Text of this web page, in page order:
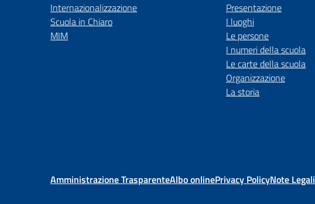
Internazionalizzazione
Scuola in Chiaro
MIM
Presentazione
I luoghi
Le persone
I numeri della scuola
Le carte della scuola
Organizzazione
La storia
Amministrazione TrasparenteAlbo onlinePrivacy PolicyNote Legali